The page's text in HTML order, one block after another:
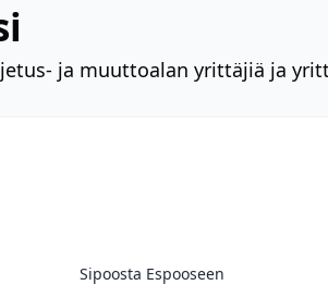
ja muuttoalan yrittäjiä ja
Sipoosta Espooseen